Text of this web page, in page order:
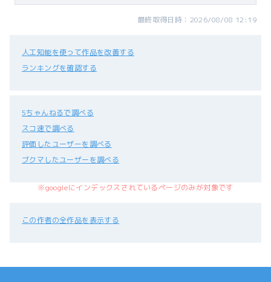
最終取得日時：2026/08/08 12:19
人工知能を使って作品を改善する
ランキングを確認する
5ちゃんねるで調べる
スコ速で調べる
評価したユーザーを調べる
ブクマしたユーザーを調べる
※googleにインデックスされているページのみが対象です
この作者の全作品を表示する